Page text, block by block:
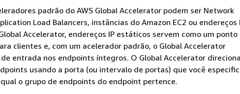
padrão do AWS Global Accelerator podem ser Network
Load Balancers, instâncias do Amazon EC2 ou endereços
Accelerator, endereços IP estáticos servem como um ponto
clientes e, com um acelerador padrão, o Global Accelerator
entrada nos endpoints íntegros. O Global Accelerator
usando a porta (ou intervalo de portas) que você
o grupo de endpoints do endpoint pertence.